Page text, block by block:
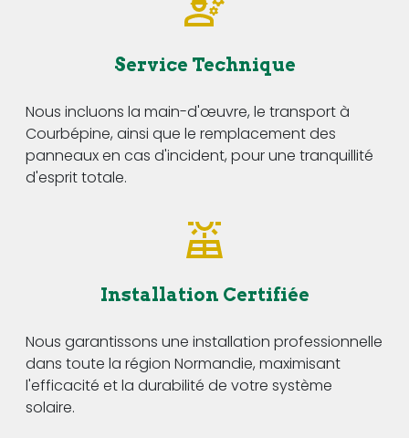
Service Technique
Nous incluons la main-d'œuvre, le transport à
Courbépine, ainsi que le remplacement des
panneaux en cas d'incident, pour une tranquillité
d'esprit totale.
Installation Certifiée
Nous garantissons une installation professionnelle
dans toute la région Normandie, maximisant
l'efficacité et la durabilité de votre système
solaire.